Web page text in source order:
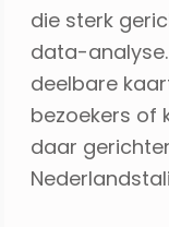
die sterk
data-
deelbare
bezoekers of
daar